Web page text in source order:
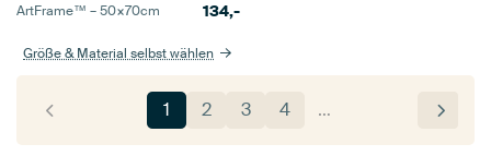
ArtFrame™ –50×70cm 134,-
Größe & Material selbst wählen
1 2 3 4 …